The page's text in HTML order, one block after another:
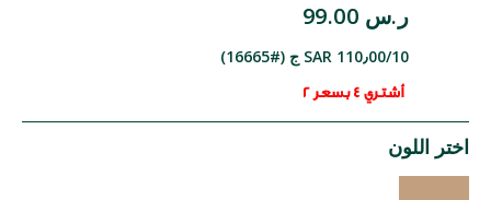
ر.س 99.00
SAR 110٫00/10 ج (#16665)
أشتري 4 بسعر 2
اختر اللون